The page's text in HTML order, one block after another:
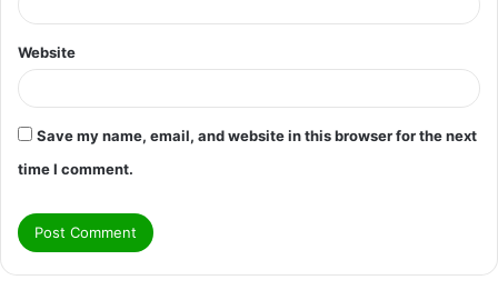
Website
Save my name, email, and website in this browser for the next
time I comment.